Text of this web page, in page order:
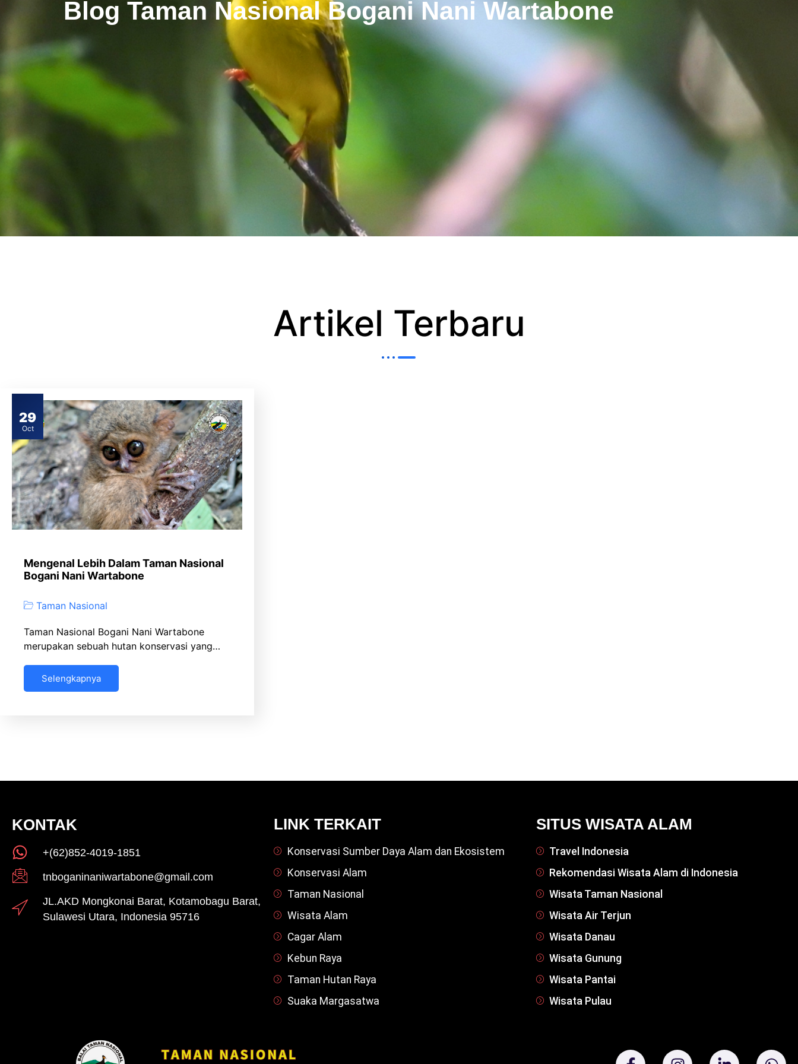
Blog Taman Nasional Bogani Nani Wartabone
Artikel Terbaru
29
Oct
Mengenal Lebih Dalam Taman Nasional
Bogani Nani Wartabone
Taman Nasional
Taman Nasional Bogani Nani Wartabone
merupakan sebuah hutan konservasi yang…
Selengkapnya
KONTAK
+(62)852-4019-1851
tnboganinaniwartabone@gmail.com
JL.AKD Mongkonai Barat, Kotamobagu Barat,
Sulawesi Utara, Indonesia 95716
LINK TERKAIT
Konservasi Sumber Daya Alam dan Ekosistem
Konservasi Alam
Taman Nasional
Wisata Alam
Cagar Alam
Kebun Raya
Taman Hutan Raya
Suaka Margasatwa
SITUS WISATA ALAM
Travel Indonesia
Rekomendasi Wisata Alam di Indonesia
Wisata Taman Nasional
Wisata Air Terjun
Wisata Danau
Wisata Gunung
Wisata Pantai
Wisata Pulau